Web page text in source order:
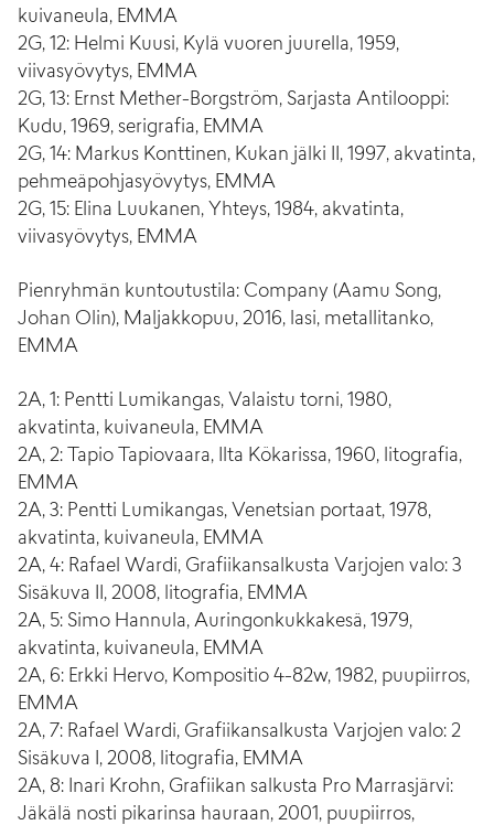
kuivaneula, EMMA
2G, 12: Helmi Kuusi, Kylä vuoren juurella, 1959,
viivasyövytys, EMMA
2G, 13: Ernst Mether-Borgström, Sarjasta Antilooppi:
Kudu, 1969, serigrafia, EMMA
2G, 14: Markus Konttinen, Kukan jälki II, 1997, akvatinta,
pehmeäpohjasyövytys, EMMA
2G, 15: Elina Luukanen, Yhteys, 1984, akvatinta,
viivasyövytys, EMMA
Pienryhmän kuntoutustila: Company (Aamu Song,
Johan Olin), Maljakkopuu, 2016, lasi, metallitanko,
EMMA
2A, 1: Pentti Lumikangas, Valaistu torni, 1980,
akvatinta, kuivaneula, EMMA
2A, 2: Tapio Tapiovaara, Ilta Kökarissa, 1960, litografia,
EMMA
2A, 3: Pentti Lumikangas, Venetsian portaat, 1978,
akvatinta, kuivaneula, EMMA
2A, 4: Rafael Wardi, Grafiikansalkusta Varjojen valo: 3
Sisäkuva II, 2008, litografia, EMMA
2A, 5: Simo Hannula, Auringonkukkakesä, 1979,
akvatinta, kuivaneula, EMMA
2A, 6: Erkki Hervo, Kompositio 4-82w, 1982, puupiirros,
EMMA
2A, 7: Rafael Wardi, Grafiikansalkusta Varjojen valo: 2
Sisäkuva I, 2008, litografia, EMMA
2A, 8: Inari Krohn, Grafiikan salkusta Pro Marrasjärvi:
Jäkälä nosti pikarinsa hauraan, 2001, puupiirros,